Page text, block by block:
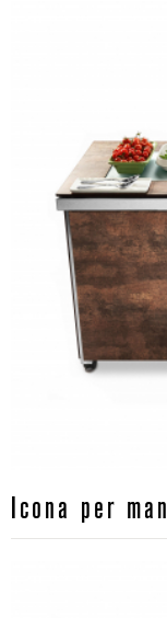
Icona per